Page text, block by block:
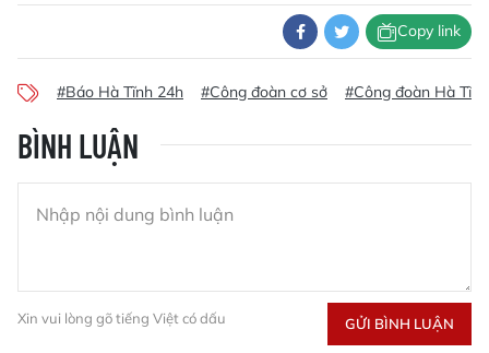
Copy link
#Báo Hà Tĩnh 24h #Công đoàn cơ sở #Công đoàn Hà Tĩnh
BÌNH LUẬN
Xin vui lòng gõ tiếng Việt có dấu GỬI BÌNH LUẬN